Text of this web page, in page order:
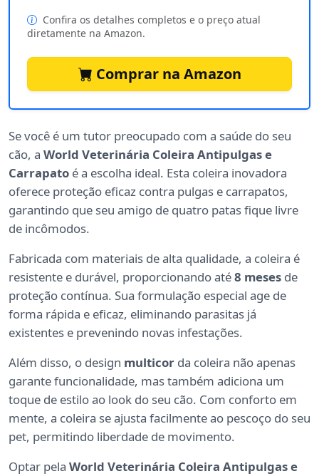
Confira os detalhes completos e o preço atual
diretamente na Amazon.
Comprar na Amazon
Se você é um tutor preocupado com a saúde do seu
cão, a World Veterinária Coleira Antipulgas e
Carrapato é a escolha ideal. Esta coleira inovadora
oferece proteção eficaz contra pulgas e carrapatos,
garantindo que seu amigo de quatro patas fique livre
de incômodos.
Fabricada com materiais de alta qualidade, a coleira é
resistente e durável, proporcionando até8 meses de
proteção contínua. Sua formulação especial age de
forma rápida e eficaz, eliminando parasitas já
existentes e prevenindo novas infestações.
Além disso, o design multicor da coleira não apenas
garante funcionalidade, mas também adiciona um
toque de estilo ao look do seu cão. Com conforto em
mente, a coleira se ajusta facilmente ao pescoço do seu
pet, permitindo liberdade de movimento.
Optar pela World Veterinária Coleira Antipulgas e